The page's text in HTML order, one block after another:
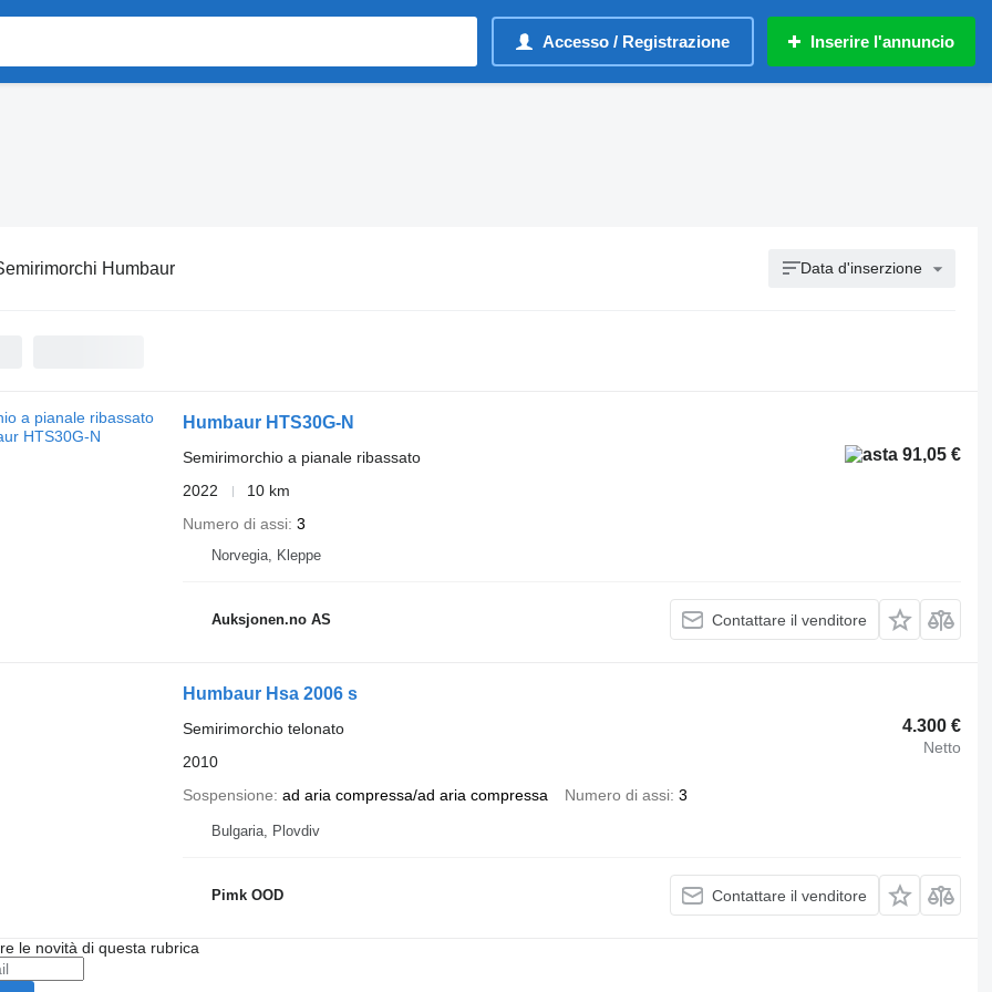
Accesso / Registrazione Inserire l'annuncio
Humbaur Data d'inserzione
Humbaur HTS30G-N
91,05 €
Semirimorchio a pianale ribassato
2022
10 km
Numero di assi 3
Norvegia, Kleppe
Auksjonen.no AS Contattare il venditore
Humbaur Hsa 2006 s
4.300 €
Netto
Semirimorchio telonato
2010
Sospensione ad aria compressa/ad aria compressa Numero di assi 3
Bulgaria, Plovdiv
Pimk OOD Contattare il venditore
le novità di questa rubrica